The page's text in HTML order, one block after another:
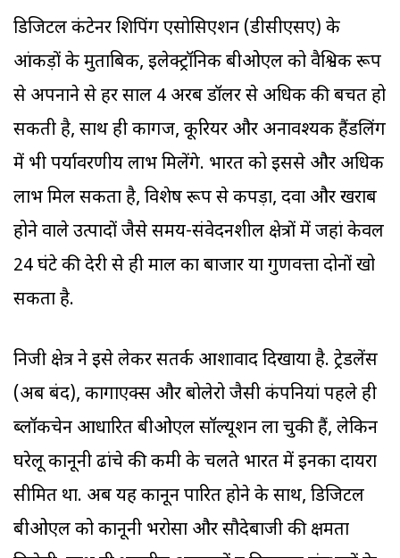
डिजिटल कंटेनर शिपिंग एसोसिएशन (डीसीएसए) के
आंकड़ों के मुताबिक, इलेक्ट्रॉनिक बीओएल को वैश्विक रूप
से अपनाने से हर साल 4 अरब डॉलर से अधिक की बचत हो
सकती है, साथ ही कागज, कूरियर और अनावश्यक हैंडलिंग
में भी पर्यावरणीय लाभ मिलेंगे. भारत को इससे और अधिक
लाभ मिल सकता है, विशेष रूप से कपड़ा, दवा और खराब
होने वाले उत्पादों जैसे समय-संवेदनशील क्षेत्रों में जहां केवल
24 घंटे की देरी से ही माल का बाजार या गुणवत्ता दोनों खो
सकता है.
निजी क्षेत्र ने इसे लेकर सतर्क आशावाद दिखाया है. ट्रेडलेंस
(अब बंद), कार्गोएक्स और बोलेरो जैसी कंपनियां पहले ही
ब्लॉकचेन आधारित बीओएल सॉल्यूशन ला चुकी हैं, लेकिन
घरेलू कानूनी ढांचे की कमी के चलते भारत में इनका दायरा
सीमित था. अब यह कानून पारित होने के साथ, डिजिटल
बीओएल को कानूनी भरोसा और सौदेबाजी की क्षमता